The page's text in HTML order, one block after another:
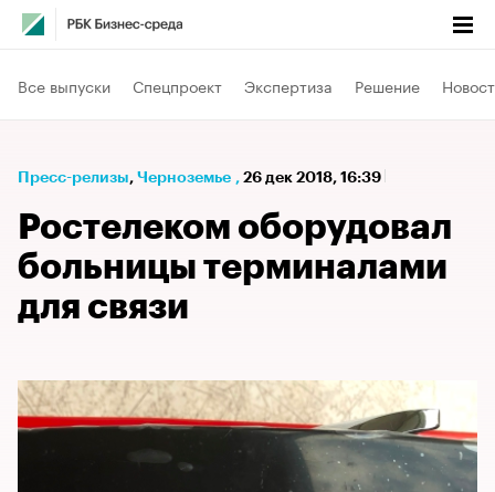
Все выпуски Спецпроект Экспертиза Решение
Пресс-релизы⁠, Черноземье , 26 дек 2018, 16:39
Ростелеком оборудовал
больницы терминалами
для связи